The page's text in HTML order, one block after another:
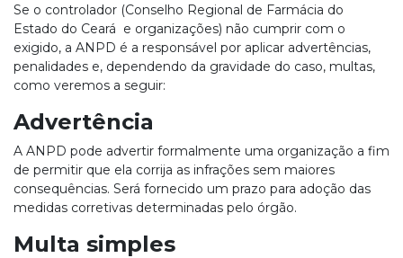
Se o controlador (Conselho Regional de Farmácia do
Estado do Ceará e organizações) não cumprir com o
exigido, a ANPD é a responsável por aplicar advertências,
penalidades e, dependendo da gravidade do caso, multas,
como veremos a seguir:
Advertência
A ANPD pode advertir formalmente uma organização a fim
de permitir que ela corrija as infrações sem maiores
consequências. Será fornecido um prazo para adoção das
medidas corretivas determinadas pelo órgão.
Multa simples